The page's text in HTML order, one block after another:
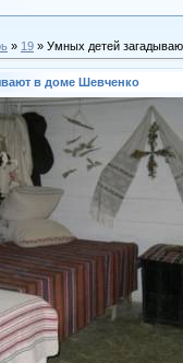
» 19 » Умных детей
в доме Шевченко